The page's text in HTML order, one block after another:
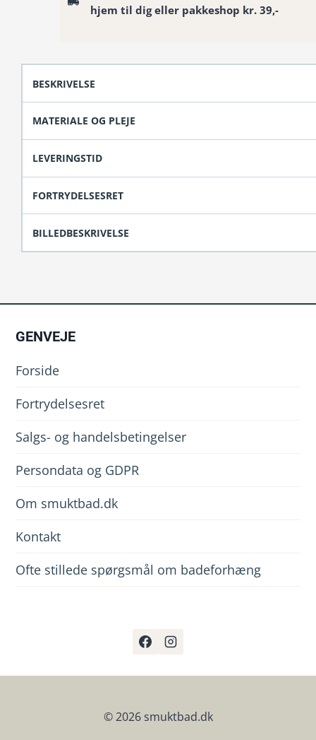
skib
hjem til dig eller pakkeshop kr. 39,-
BESKRIVELSE
MATERIALE OG PLEJE
LEVERINGSTID
FORTRYDELSESRET
BILLEDBESKRIVELSE
GENVEJE
Forside
Fortrydelsesret
Salgs- og handelsbetingelser
Persondata og GDPR
Om smuktbad.dk
Kontakt
Ofte stillede spørgsmål om badeforhæng
© 2026 smuktbad.dk